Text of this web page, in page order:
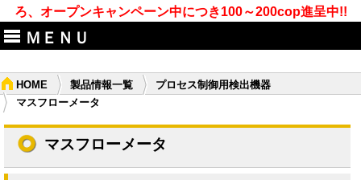
ろ、オープンキャンペーン中につき100～200cop進呈中!!
ＭＥＮＵ
HOME 製品情報一覧
プロセス制御用検出機器
マスフローメータ
マスフローメータ